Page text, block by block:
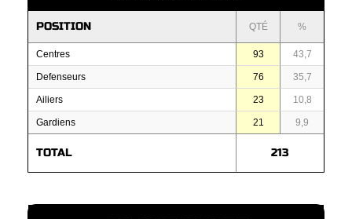
POSITION QTÉ %
Centres 93 43,7
Defenseurs 76 35,7
Ailiers 23 10,8
Gardiens 21 9,9
TOTAL 213